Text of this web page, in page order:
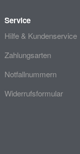
Service
Hilfe & Kundenservice
Zahlungsarten
Notfallnummern
Widerrufsformular